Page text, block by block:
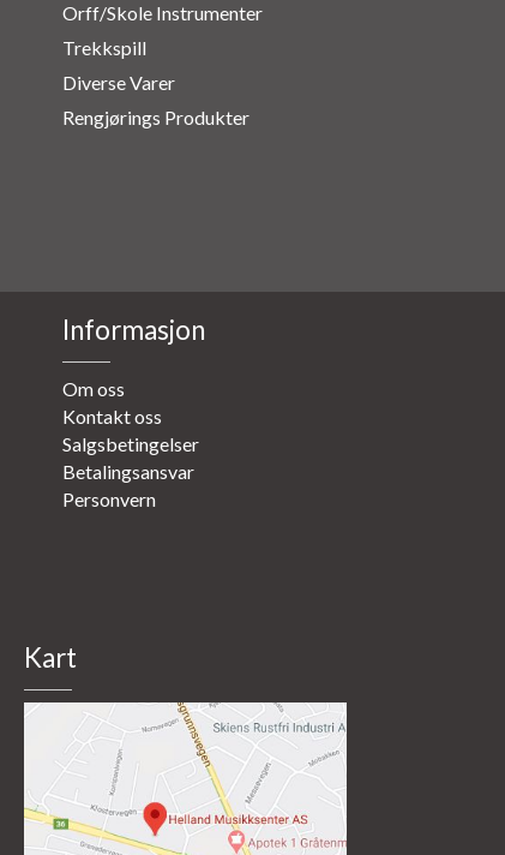
Orff/Skole Instrumenter
Trekkspill
Diverse Varer
Rengjørings Produkter
Informasjon
Om oss
Kontakt oss
Salgsbetingelser
Betalingsansvar
Personvern
Kart